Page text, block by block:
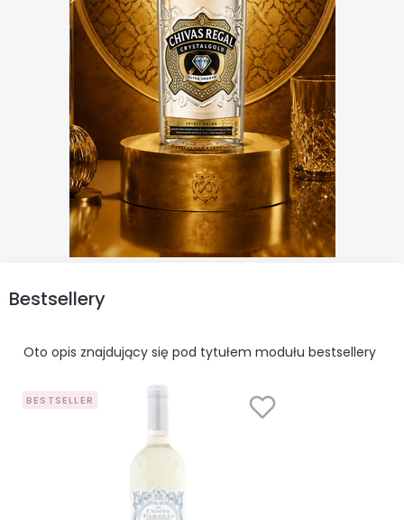
Bestsellery
Oto opis znajdujący się pod tytułem modułu bestsellery
BESTSELLER